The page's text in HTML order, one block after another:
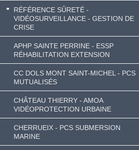
RÉFÉRENCE SÛRETÉ -
VIDÉOSURVEILLANCE - GESTION DE
CRISE
APHP SAINTE PERRINE - ESSP
RÉHABILITATION EXTENSION
CC DOLS MONT SAINT-MICHEL - PCS
MUTUALISÉS
CHÂTEAU THIERRY - AMOA
VIDÉOPROTECTION URBAINE
CHERRUEIX - PCS SUBMERSION
MARINE